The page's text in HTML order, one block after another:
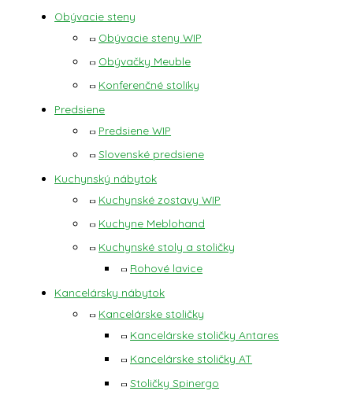
Obývacie steny
Obývacie steny WIP
Obývačky Meuble
Konferenčné stolíky
Predsiene
Predsiene WIP
Slovenské predsiene
Kuchynský nábytok
Kuchynské zostavy WIP
Kuchyne Meblohand
Kuchynské stoly a stoličky
Rohové lavice
Kancelársky nábytok
Kancelárske stoličky
Kancelárske stoličky Antares
Kancelárske stoličky AT
Stoličky Spinergo